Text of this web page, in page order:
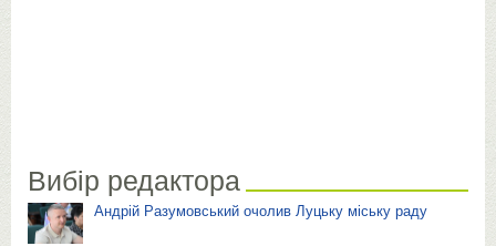
Вибір редактора
Андрій Разумовський очолив Луцьку міську раду